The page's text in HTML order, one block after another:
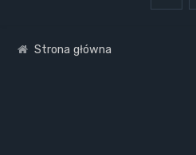
Strona główna